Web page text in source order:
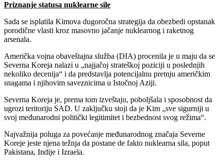
Priznanje statusa nuklearne sile
Sada se isplatila Kimova dugoročna strategija da obezbedi opstanak
porodične vlasti kroz masovno jačanje nuklearnog i raketnog
arsenala.
Američka vojna obaveštajna služba (DIA) procenila je u maju da se
Severna Koreja nalazi u „najjačoj strateškoj poziciji u poslednjih
nekoliko decenija“ i da predstavlja potencijalnu pretnju američkim
snagama i njihovim saveznicima u Istočnoj Aziji.
Severna Koreja je, prema tom izveštaju, poboljšala i sposobnost da
ugrozi teritoriju SAD. U zaključku stoji da je Kim „sve sigurniji u
svoj međunarodni politički legitimitet i bezbednost svog režima“.
Najvažnija poluga za povećanje međunarodnog značaja Severne
Koreje jeste njena težnja da postane de fakto nuklearna sila, poput
Pakistana, Indije i Izraela.